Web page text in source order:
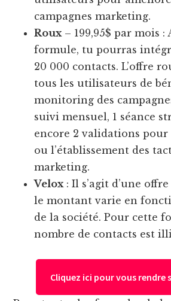
campagnes marketing.
Roux – 199,95$ par mois :
formule, tu pourras
20 000 contacts. L’offre
tous les utilisateurs de
monitoring des
suivi mensuel, 1 séance
encore 2 validations pour
ou l’établissement des
marketing.
Velox : Il s’agit d’une
le montant varie en
de la société. Pour cette
nombre de contacts est
Cliquez ici pour vous rendre